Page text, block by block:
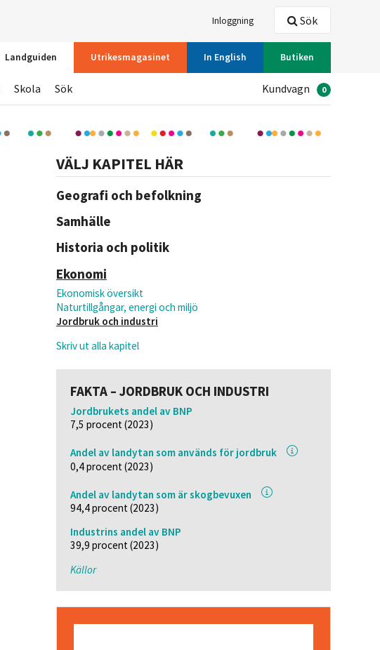
Inloggning
Landguiden Utrikesmagasinet In English Butiken
Sök
Skola Sök Kundvagn 0
VÄLJ KAPITEL HÄR
Geografi och befolkning
Samhälle
Historia och politik
Ekonomi
Ekonomisk översikt
Naturtillgångar, energi och miljö
Jordbruk och industri
Skriv ut alla kapitel
FAKTA – JORDBRUK OCH INDUSTRI
Jordbrukets andel av BNP
7,5 procent (2023)
Andel av landytan som används för jordbruk
0,4 procent (2023)
Andel av landytan som är skogbevuxen
94,4 procent (2023)
Industrins andel av BNP
39,9 procent (2023)
Källor